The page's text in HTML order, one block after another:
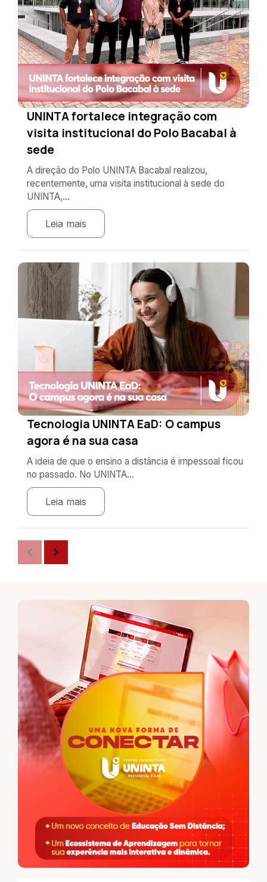
UNINTA fortalece integração com
visita institucional do Polo Bacabal à
sede
A direção do Polo UNINTA Bacabal realizou,
recentemente, uma visita institucional à sede do
UNINTA,...
Leia mais
Tecnologia UNINTA EaD: O campus
agora é na sua casa
A ideia de que o ensino a distância é impessoal ficou
no passado. No UNINTA...
Leia mais